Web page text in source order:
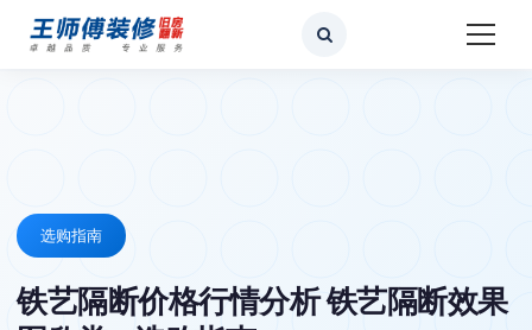
选购指南
铁艺隔断价格行情分析 铁艺隔断效果